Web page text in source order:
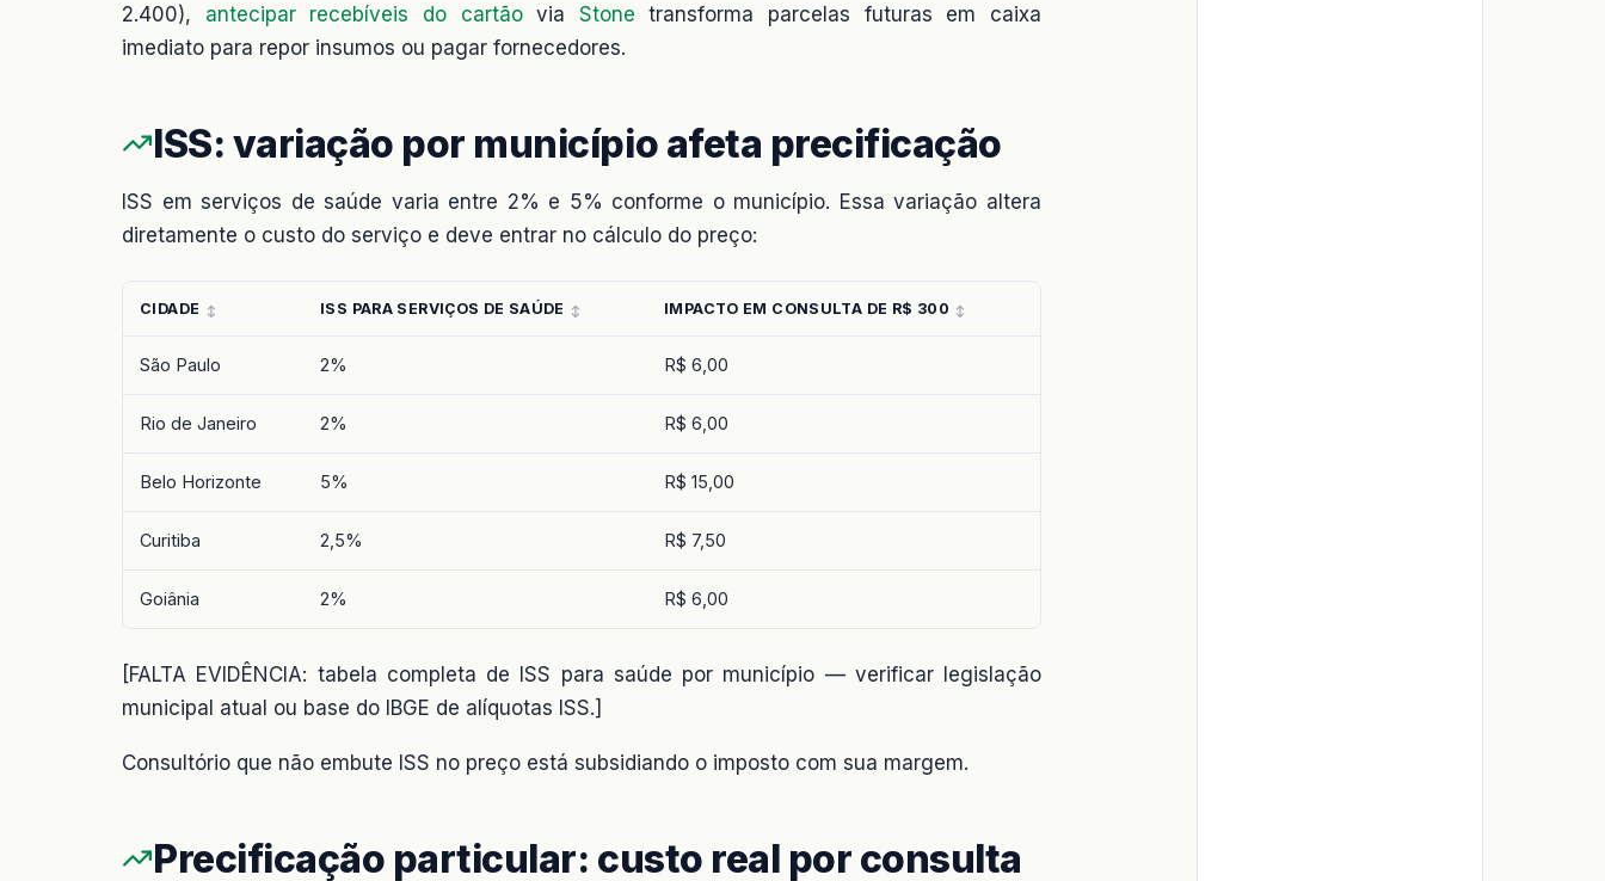
2.400), antecipar recebíveis do cartãovia Stone transforma parcelas futuras em caixa
imediato para repor insumos ou pagar fornecedores.
ISS: variação por município afeta precificação
ISS em serviços de saúde varia entre 2% e 5% conforme o município. Essa variação altera
diretamente o custo do serviço e deve entrar no cálculo do preço:
CIDADE ISS PARA SERVIÇOS DE SAÚDE IMPACTO EM CONSULTA DE R$ 300
São Paulo 2% R$ 6,00
Rio de Janeiro 2% R$ 6,00
Belo Horizonte 5% R$ 15,00
Curitiba 2,5% R$ 7,50
Goiânia 2% R$ 6,00
[FALTA EVIDÊNCIA: tabela completa de ISS para saúde por município — verificar legislação
municipal atual ou base do IBGE de alíquotas ISS.]
Consultório que não embute ISS no preço está subsidiando o imposto com sua margem.
Precificação particular: custo real por consulta